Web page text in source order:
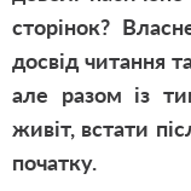
сторінок?
досвід читання
але разом із
живіт, встати
початку.